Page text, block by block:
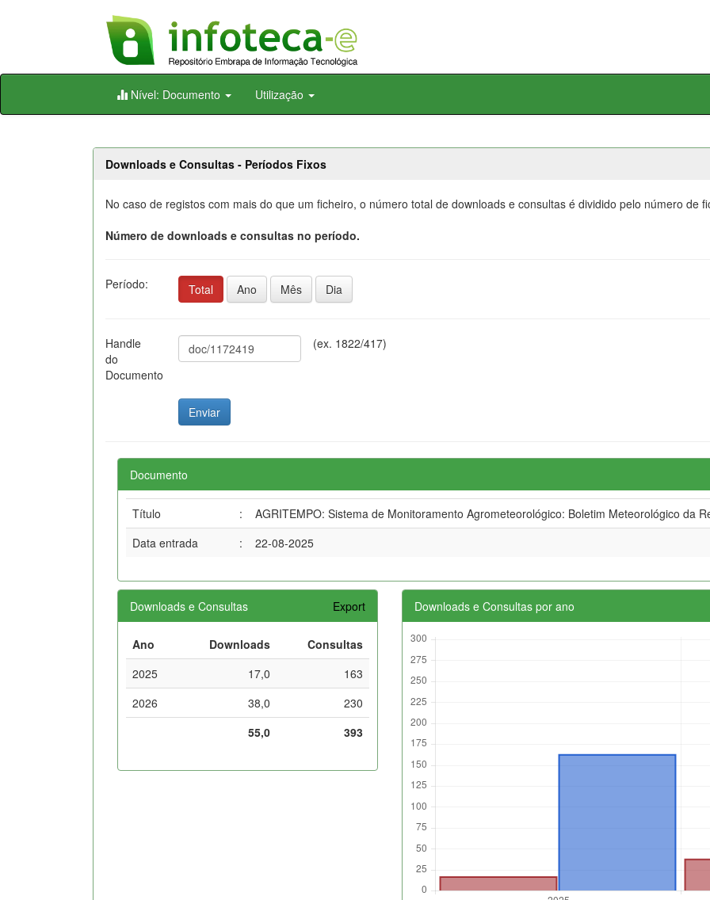
Skip
Nível: Documento Utilização
Downloads e Consultas - Períodos Fixos
No caso de registos com mais do que um ficheiro, o número total de downloads e consultas é dividido pelo número de
Número de downloads e consultas no período.
Período: Total Ano Mês Dia
Handle
do
Documento
(ex. 1822/417)
Documento
Título :
AGRITEMPO: Sistema de Monitoramento Agrometeorológico: Boletim Meteorológico da
Data entrada
: 22-08-2025
Downloads e Consultas Export
Ano Downloads
Consultas
2025
17,0
163
2026
38,0
230
55,0
393
Downloads e Consultas por ano